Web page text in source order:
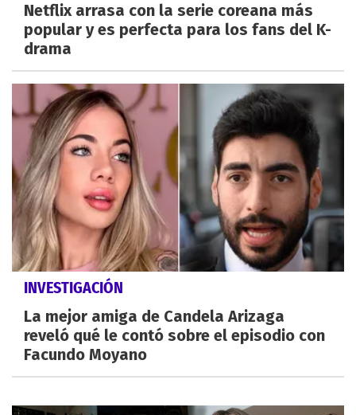
Netflix arrasa con la serie coreana más
popular y es perfecta para los fans del K-
drama
INVESTIGACIÓN
La mejor amiga de Candela Arizaga
reveló qué le contó sobre el episodio con
Facundo Moyano